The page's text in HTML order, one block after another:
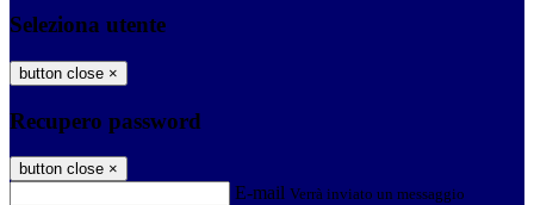
Seleziona utente
button close ×
Recupero password
button close ×
E-mail Verrà inviato un messaggio